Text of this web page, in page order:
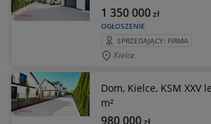
OGŁOSZENIE
1 350 000zł
SPRZEDAJĄCY: FIRMA
Kielce
Dom, Kielce, KSM XXV
m²
980 000zł